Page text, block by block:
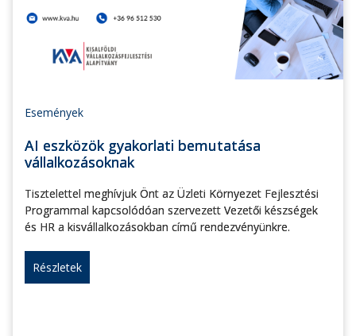
Események
AI eszközök gyakorlati bemutatása
vállalkozásoknak
Tisztelettel meghívjuk Önt az Üzleti Környezet Fejlesztési
Programmal kapcsolódóan szervezett Vezetői készségek
és HR a kisvállalkozásokban című rendezvényünkre.
Részletek